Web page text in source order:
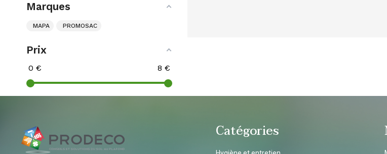
Marques
MAPA PROMOSAC
Prix
0 € 8 €
Catégories